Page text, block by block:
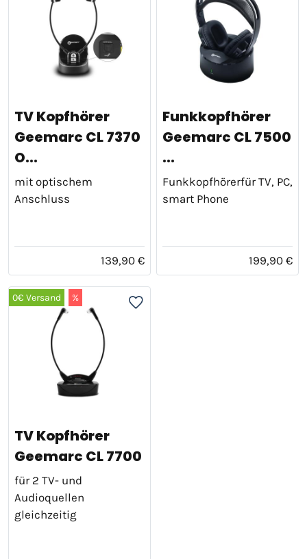
TV Kopfhörer
Geemarc CL 7370
O...
mit optischem
Anschluss
139,90 €
Funkkopfhörer
Geemarc CL 7500
...
Funkkopfhörerfür TV, PC,
smart Phone
199,90 €
0€ Versand %
TV Kopfhörer
Geemarc CL 7700
für 2 TV- und
Audioquellen
gleichzeitig